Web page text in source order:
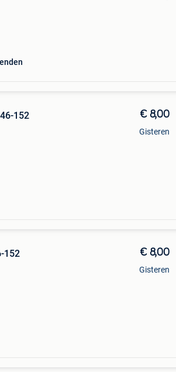
152 € 8,00
Gisteren
152 € 8,00
Gisteren